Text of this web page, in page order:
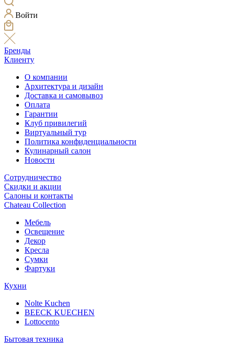
Войти
Бренды
Клиенту
О компании
Архитектура и дизайн
Доставка и самовывоз
Оплата
Гарантии
Клуб привилегий
Виртуальный тур
Политика конфиденциальности
Кулинарный салон
Новости
Сотрудничество
Скидки и акции
Салоны и контакты
Chateau Collection
Мебель
Освещение
Декор
Кресла
Сумки
Фартуки
Кухни
Nolte Kuchen
BEECK KUECHEN
Lottocento
Бытовая техника